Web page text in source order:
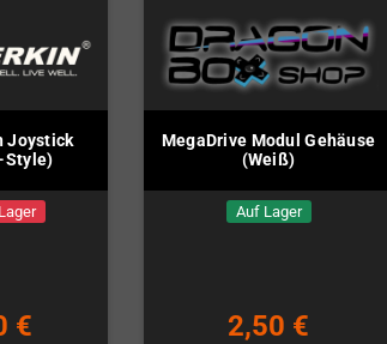
Joystick
Style)
€
MegaDrive Modul Gehäuse
(Weiß)
Auf Lager
2,50 €